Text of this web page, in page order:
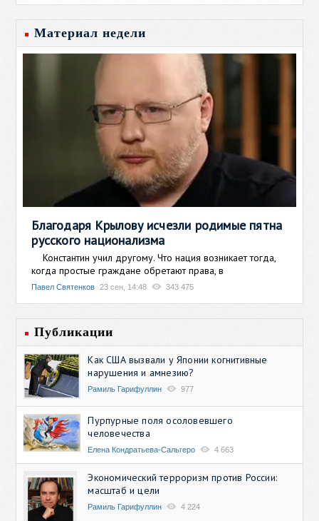
Материал недели
Благодаря Крылову исчезли родимые пятна
русского национализма
Константин учил другому. Что нация возникает тогда,
когда простые граждане обретают права, в
Павел Святенков 23 сен, 14:48 343 475
Публикации
Как США вызвали у Японии когнитивные
нарушения и амнезию?
Рамиль Гарифуллин 977
Пурпурные поля осоловевшего
человечества
Елена Кондратьева-Сальгеро 4 663
Экономический терроризм против России:
масштаб и цели
Рамиль Гарифуллин 4 224